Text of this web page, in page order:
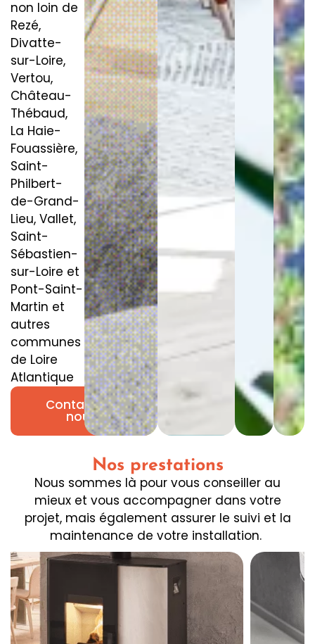
non loin de
Rezé,
Divatte-
sur-Loire,
Vertou,
Château-
Thébaud,
La Haie-
Fouassière,
Saint-
Philbert-
de-Grand-
Lieu, Vallet,
Saint-
Sébastien-
sur-Loire et
Pont-Saint-
Martin et
autres
communes
de Loire
Atlantique
Contactez-
nous
Nos prestations
Nous sommes là pour vous conseiller au
mieux et vous accompagner dans votre
projet, mais également assurer le suivi et la
maintenance de votre installation.